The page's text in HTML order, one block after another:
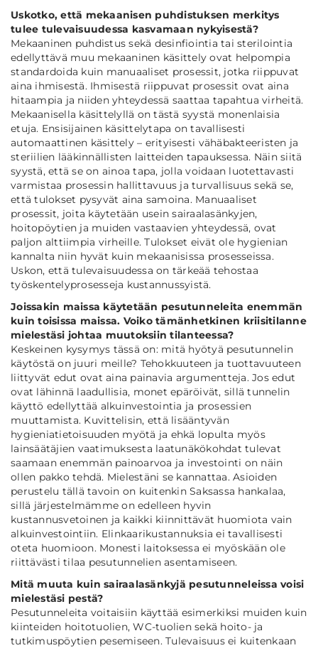
Uskotko, että mekaanisen puhdistuksen merkitys
tulee tulevaisuudessa kasvamaan nykyisestä?
Mekaaninen puhdistus sekä desinfiointia tai sterilointia
edellyttävä muu mekaaninen käsittely ovat helpompia
standardoida kuin manuaaliset prosessit, jotka riippuvat
aina ihmisestä. Ihmisestä riippuvat prosessit ovat aina
hitaampia ja niiden yhteydessä saattaa tapahtua virheitä.
Mekaanisella käsittelyllä on tästä syystä monenlaisia
etuja. Ensisijainen käsittelytapa on tavallisesti
automaattinen käsittely – erityisesti vähäbakteeristen ja
steriilien lääkinnällisten laitteiden tapauksessa. Näin siitä
syystä, että se on ainoa tapa, jolla voidaan luotettavasti
varmistaa prosessin hallittavuus ja turvallisuus sekä se,
että tulokset pysyvät aina samoina. Manuaaliset
prosessit, joita käytetään usein sairaalasänkyjen,
hoitopöytien ja muiden vastaavien yhteydessä, ovat
paljon alttiimpia virheille. Tulokset eivät ole hygienian
kannalta niin hyvät kuin mekaanisissa prosesseissa.
Uskon, että tulevaisuudessa on tärkeää tehostaa
työskentelyprosesseja kustannussyistä.
Joissakin maissa käytetään pesutunneleita enemmän
kuin toisissa maissa. Voiko tämänhetkinen kriisitilanne
mielestäsi johtaa muutoksiin tilanteessa?
Keskeinen kysymys tässä on: mitä hyötyä pesutunnelin
käytöstä on juuri meille? Tehokkuuteen ja tuottavuuteen
liittyvät edut ovat aina painavia argumentteja. Jos edut
ovat lähinnä laadullisia, monet epäröivät, sillä tunnelin
käyttö edellyttää alkuinvestointia ja prosessien
muuttamista. Kuvittelisin, että lisääntyvän
hygieniatietoisuuden myötä ja ehkä lopulta myös
lainsäätäjien vaatimuksesta laatunäkökohdat tulevat
saamaan enemmän painoarvoa ja investointi on näin
ollen pakko tehdä. Mielestäni se kannattaa. Asioiden
perustelu tällä tavoin on kuitenkin Saksassa hankalaa,
sillä järjestelmämme on edelleen hyvin
kustannusvetoinen ja kaikki kiinnittävät huomiota vain
alkuinvestointiin. Elinkaarikustannuksia ei tavallisesti
oteta huomioon. Monesti laitoksessa ei myöskään ole
riittävästi tilaa pesutunnelien asentamiseen.
Mitä muuta kuin sairaalasänkyjä pesutunneleissa voisi
mielestäsi pestä?
Pesutunneleita voitaisiin käyttää esimerkiksi muiden kuin
kiinteiden hoitotuolien, WC-tuolien sekä hoito- ja
tutkimuspöytien pesemiseen. Tulevaisuus ei kuitenkaan